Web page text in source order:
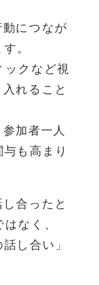
につなが
。
ックなど視
れること
加者一人
も高まり
合ったと
なく、
し合い」